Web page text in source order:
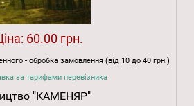
60.00 грн.
- обробка замовлення (від 10 до 40 грн.)
за тарифами перевізника
"КАМЕНЯР"